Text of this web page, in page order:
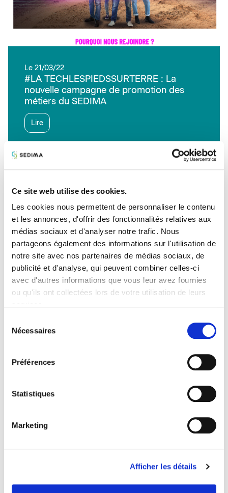
Ce site web utilise des cookies.
Les cookies nous permettent de personnaliser le contenu
et les annonces, d'offrir des fonctionnalités relatives aux
médias sociaux et d'analyser notre trafic. Nous
partageons également des informations sur l'utilisation de
notre site avec nos partenaires de médias sociaux, de
publicité et d'analyse, qui peuvent combiner celles-ci
avec d'autres informations que vous leur avez fournies
ou qu'ils ont collectées lors de votre utilisation de leurs
Nécessaires
Préférences
Statistiques
Marketing
Afficher les détails
Le 21/03/22
#LA TECHLESPIEDSSURTERRE : La
nouvelle campagne de promotion des
métiers du SEDIMA
Lire
Du 28/04/26 au 28/04/26
RESTITUTION DE L'ETUDE ADQUATION
MARDI 28 AVRIL 2026 DE 09H30 à 14H00 MAISON
Courbevoie Inscrivez-vous ! Nous vous proposons
de détailler, sans filtre, les résultats de l'enquète
réalisée en janvier 2026 auprès de 1406 agriculteurs
SEDIMA'S DAYS le 10 avril 2026. Elle révèle que les
agriculteurs réclament toujours une grande proximité,
distribution. Elle révèle bien davantage encore et
nous vous proposons de profiter d'une restitution
entre concessionnaires pour en tirer les
enseignements majeurs. Quelles sont les